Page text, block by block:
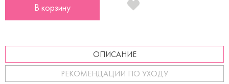
В корзину
ОПИСАНИЕ
РЕКОМЕНДАЦИИ ПО УХОДУ